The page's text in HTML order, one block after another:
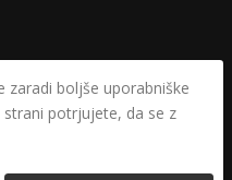
zaradi boljše uporabniške
potrjujete, da se z